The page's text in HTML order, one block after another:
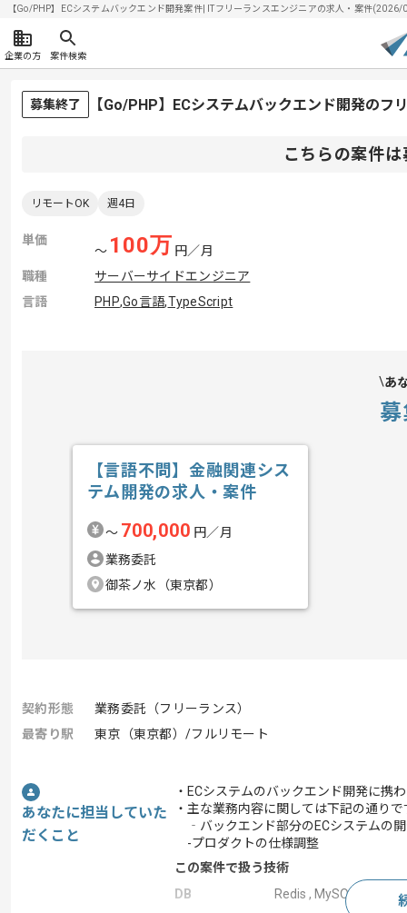
【Go/PHP】ECシステムバックエンド開発案件| ITフリーランスエンジニアの求人・案件
企業の方 案件検索
募集終了 【Go/PHP】ECシステムバックエンド開発のフ
こちらの案件
リモートOK 週4日
単価
〜 100万 円／月
職種
サーバーサイドエンジニア
言語
PHP,Go言語,TypeScript
あ
【言語不問】金融関連シス
テム開発の求人・案件
〜 700,000 円／月
業務委託
御茶ノ水（東京都）
契約形態
業務委託（フリーランス）
最寄り駅
東京（東京都）/フルリモート
あなたに担当していた
だくこと
・ECシステムのバックエンド開発に携
・主な業務内容に関しては下記の通りで
‐バックエンド部分のECシステムの
-プロダクトの仕様調整
この案件で扱う技術
DB
Redis , MySQL